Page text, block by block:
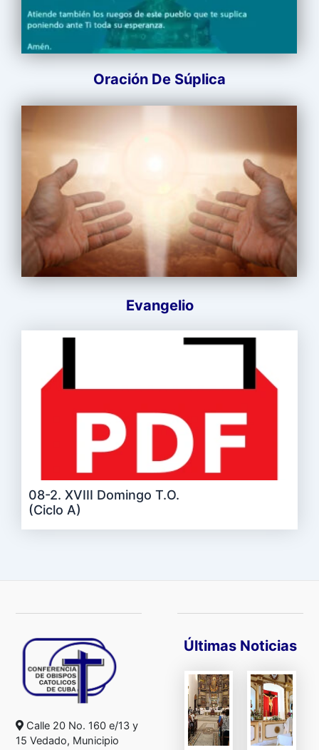
Oración De Súplica
Evangelio
08-2. XVIII Domingo T.O.
(Ciclo A)
Calle 20 No. 160 e/13 y
15 Vedado, Municipio
Últimas Noticias